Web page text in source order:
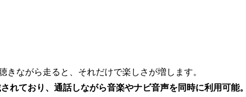
きながら走ると、それだけで楽しさが増します。
れており、通話しながら音楽やナビ音声を同時に利用可能。